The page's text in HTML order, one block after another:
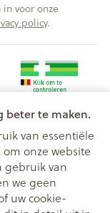
beter te maken.
van essentiële
onze website
gebruik van
we geen
uw cookie-
voor onze
policy.